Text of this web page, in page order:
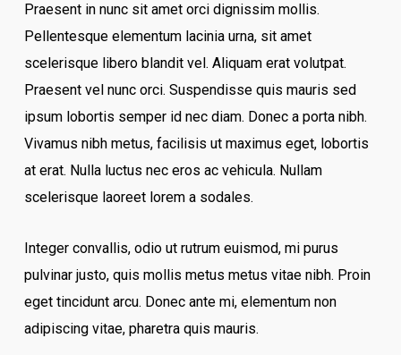
Praesent in nunc sit amet orci dignissim mollis.
Pellentesque elementum lacinia urna, sit amet
scelerisque libero blandit vel. Aliquam erat volutpat.
Praesent vel nunc orci. Suspendisse quis mauris sed
ipsum lobortis semper id nec diam. Donec a porta nibh.
Vivamus nibh metus, facilisis ut maximus eget, lobortis
at erat. Nulla luctus nec eros ac vehicula. Nullam
scelerisque laoreet lorem a sodales.
Integer convallis, odio ut rutrum euismod, mi purus
pulvinar justo, quis mollis metus metus vitae nibh. Proin
eget tincidunt arcu. Donec ante mi, elementum non
adipiscing vitae, pharetra quis mauris.